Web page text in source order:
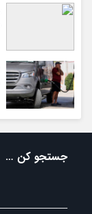
جستجو کن …